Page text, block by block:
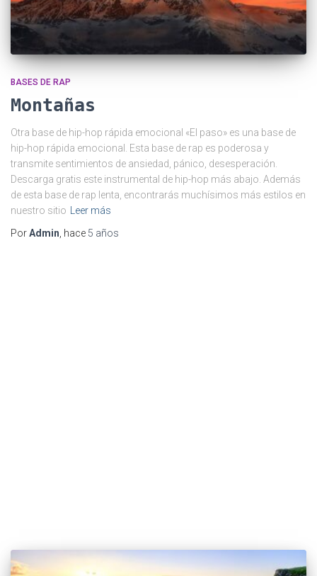
BASES DE RAP
Montañas
Otra base de hip-hop rápida emocional «El paso» es una base de
hip-hop rápida emocional. Esta base de rap es poderosa y
transmite sentimientos de ansiedad, pánico, desesperación.
Descarga gratis este instrumental de hip-hop más abajo. Además
de esta base de rap lenta, encontrarás muchísimos más estilos en
nuestro sitio
Leer más
PorAdmin , hace 5 años